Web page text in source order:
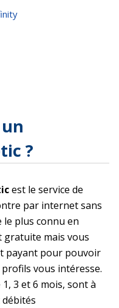
?
est le service de
par internet sans
le plus connu en
gratuite mais vous
payant pour pouvoir
vous intéresse.
3 et 6 mois, sont à